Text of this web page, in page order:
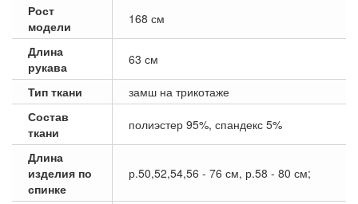
Рост
модели
168 см
Длина
рукава
63 см
Тип ткани
замш на трикотаже
Состав
ткани
полиэстер 95%, спандекс 5%
Длина
изделия по
спинке
р.50,52,54,56 - 76 см, р.58 - 80 см;